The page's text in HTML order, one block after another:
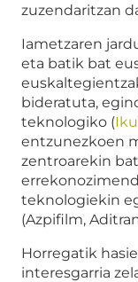
zuzendaritzan
Iametzaren
eta batik bat
bideratuta,
teknologiko (
entzunezkoen
zentroarekin
teknologiekin
(Azpifilm,
Horregatik
interesgarria